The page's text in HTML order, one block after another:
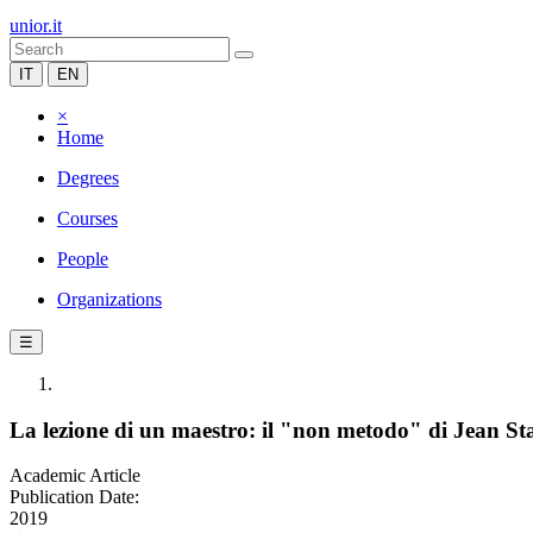
unior.it
IT EN
×
Home
Degrees
Courses
People
Organizations
☰
La lezione di un maestro: il "non metodo" di Jean
Academic Article
Publication Date:
2019